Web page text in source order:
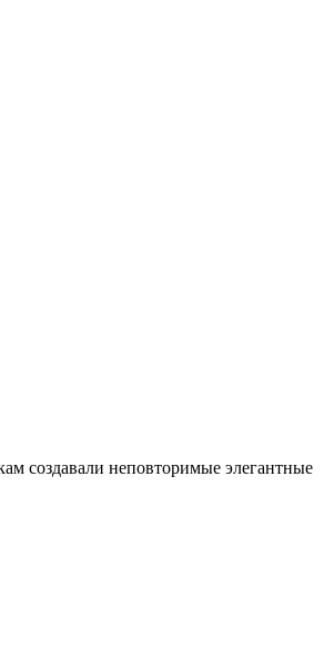
создавали неповторимые элегантные